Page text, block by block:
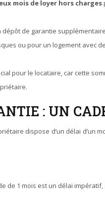
mois de loyer hors charges
de garantie
ou pour un logement avec
pour le locataire, car cette
: UN
dispose d’un délai d’un
de 1 mois est un délai